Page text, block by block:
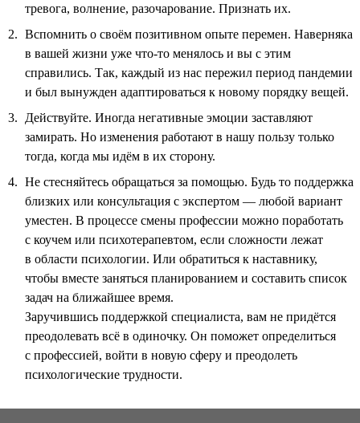
тревога, волнение, разочарование. Признать их.
Вспомнить о своём позитивном опыте перемен. Наверняка
в вашей жизни уже что-то менялось и вы с этим
справились. Так, каждый из нас пережил период пандемии
и был вынужден адаптироваться к новому порядку вещей.
Действуйте. Иногда негативные эмоции заставляют
замирать. Но изменения работают в нашу пользу только
тогда, когда мы идём в их сторону.
Не стесняйтесь обращаться за помощью. Будь то поддержка
близких или консультация с экспертом — любой вариант
уместен. В процессе смены профессии можно поработать
с коучем или психотерапевтом, если сложности лежат
в области психологии. Или обратиться к наставнику,
чтобы вместе заняться планированием и составить список
задач на ближайшее время.
Заручившись поддержкой специалиста, вам не придётся
преодолевать всё в одиночку. Он поможет определиться
с профессией, войти в новую сферу и преодолеть
психологические трудности.